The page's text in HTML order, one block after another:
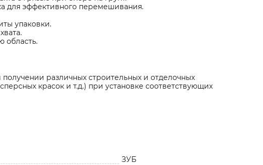
для эффективного перемешивания.
упаковки.
область.
различных строительных и отделочных
красок и т.д.) при установке соответствующих
ЗУБ